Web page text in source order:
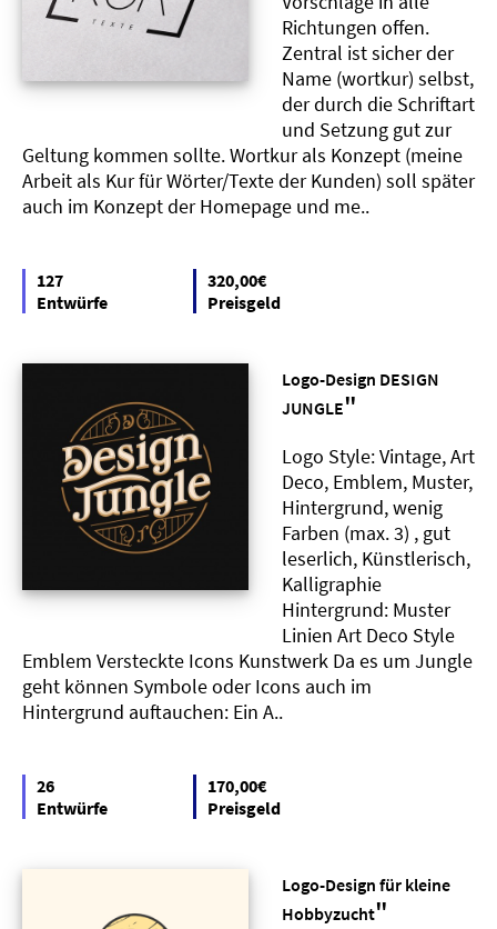
Richtungen offen.
Zentral ist sicher der
Name (wortkur) selbst,
der durch die Schriftart
und Setzung gut zur
Geltung kommen sollte. Wortkur als Konzept (meine
Arbeit als Kur für Wörter/Texte der Kunden) soll später
auch im Konzept der Homepage und me..
127
Entwürfe
320,00€
Preisgeld
Logo-Design DESIGN
JUNGLE"
Logo Style: Vintage, Art
Deco, Emblem, Muster,
Hintergrund, wenig
Farben (max. 3) , gut
leserlich, Künstlerisch,
Kalligraphie
Hintergrund: Muster
Linien Art Deco Style
Emblem Versteckte Icons Kunstwerk Da es um Jungle
geht können Symbole oder Icons auch im
Hintergrund auftauchen: Ein A..
26
Entwürfe
170,00€
Preisgeld
Logo-Design für kleine
Hobbyzucht"